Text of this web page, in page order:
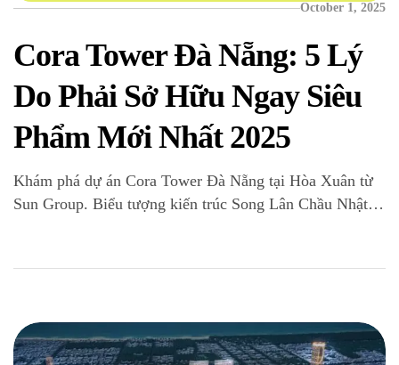
October 1, 2025
Cora Tower Đà Nẵng: 5 Lý
Do Phải Sở Hữu Ngay Siêu
Phẩm Mới Nhất 2025
Khám phá dự án Cora Tower Đà Nẵng tại Hòa Xuân từ
Sun Group. Biểu tượng kiến trúc Song Lân Chầu Nhật,
đang chứng kiến một sự chuyển mình mạnh mẽ chưa